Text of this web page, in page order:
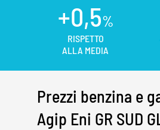
+0,5%
RISPETTO
ALLA MEDIA
Prezzi benzina e
Agip Eni GR SUD